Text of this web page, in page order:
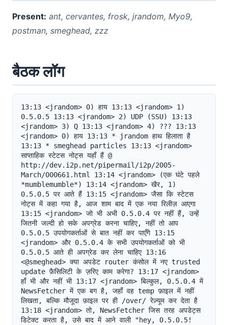
Present: ant, cervantes, frosk, jrandom, Myo9,
postman, smeghead, zzz
बैठक लॉग
13:13 <jrandom> 0) हाय 13:13 <jrandom> 1)
0.5.0.5 13:13 <jrandom> 2) UDP (SSU) 13:13
<jrandom> 3) Q 13:13 <jrandom> 4) ??? 13:13
<jrandom> 0) हाय 13:13 * jrandom हाथ हिलाता है
13:13 * smeghead particles 13:13 <jrandom>
साप्ताहिक स्टेटस नोट्स यहाँ हैं @
http://dev.i2p.net/pipermail/i2p/2005-
March/000661.html 13:14 <jrandom> (एक घंटे पहले
*mumblemumble*) 13:14 <jrandom> खैर, 1)
0.5.0.5 पर आते हैं 13:15 <jrandom> जैसा कि स्टेटस
नोट्स में कहा गया है, आज शाम बाद में एक नया रिलीज़ आएगा
13:15 <jrandom> जो भी अभी 0.5.0.4 पर नहीं हैं, उन्हें
जितनी जल्दी हो सके अपग्रेड करना चाहिए, नहीं तो आप
0.5.0.5 उपयोगकर्ताओं से बात नहीं कर पाएँगे 13:15
<jrandom> और 0.5.0.4 के सभी उपयोगकर्ताओं को भी
0.5.0.5 आते ही अपग्रेड कर लेना चाहिए 13:16
<@smeghead> क्या अपडेट router कंसोल में नए trusted
update फ़ैसिलिटी के ज़रिए काम करेगा? 13:17 <jrandom>
हाँ भी और नहीं भी 13:17 <jrandom> बिल्कुल, 0.5.0.4 में
NewsFetcher में एक बग है, जहाँ वह temp फ़ाइल में नहीं
लिखता, बल्कि मौजूदा फ़ाइल पर ही /over/ रेज़्यूम कर देता है
13:18 <jrandom> तो, NewsFetcher जिस तरह अपडेट्स
डिटेक्ट करता है, उसे बाद में आने वाली "hey, 0.5.0.5!